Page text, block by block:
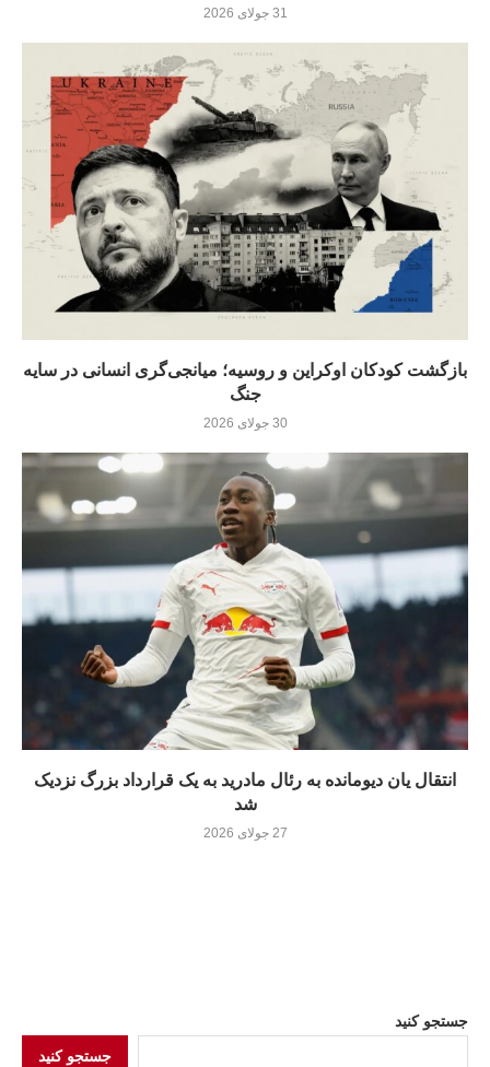
31 جولای 2026
بازگشت کودکان اوکراین و روسیه؛ میانجی‌گری انسانی در سایه
جنگ
30 جولای 2026
انتقال یان دیومانده به رئال مادرید به یک قرارداد بزرگ نزدیک
شد
27 جولای 2026
جستجو کنید
جستجو کنید